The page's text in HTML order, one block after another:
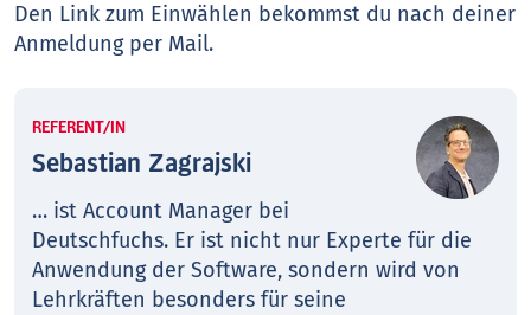
Den Link zum Einwählen bekommst du nach deiner
Anmeldung per Mail.
REFERENT/IN
Sebastian Zagrajski
… ist Account Manager bei
Deutschfuchs. Er ist nicht nur Experte für die
Anwendung der Software, sondern wird von
Lehrkräften besonders für seine